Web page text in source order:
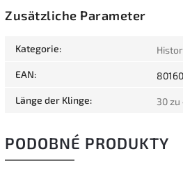
Zusätzliche Parameter
Kategorie:
EAN:
Länge der Klinge: 30 zu
PODOBNÉ PRODUKTY